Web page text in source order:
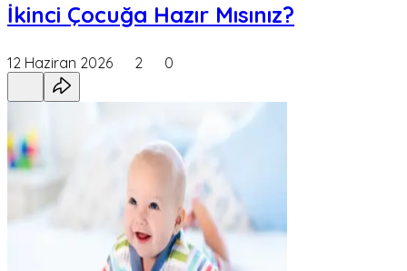
İkinci Çocuğa Hazır Mısınız?
12 Haziran 2026 2 0